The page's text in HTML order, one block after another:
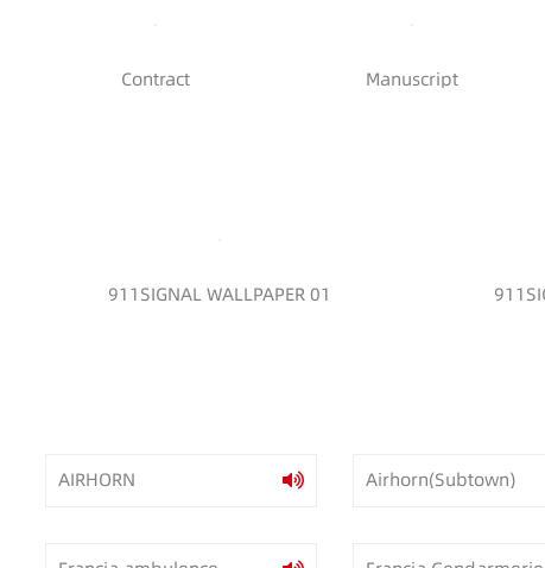
Contract Manuscript
911SIGNAL WALLPAPER 01
AIRHORN Airhorn(Subtown)